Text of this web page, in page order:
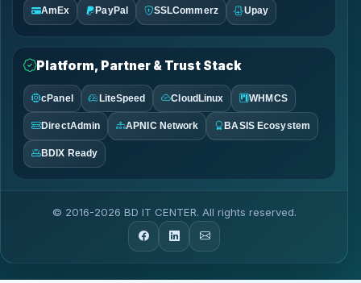
AmEx PayPal SSLCommerz Upay
Platform, Partner & Trust Stack
cPanel LiteSpeed CloudLinux WHMCS
DirectAdmin APNIC Network BASIS Ecosystem
BDIX Ready
© 2016-2026 BD IT CENTER. All rights reserved.